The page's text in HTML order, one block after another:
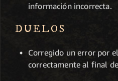
información incorrecta.
DUELOS
Corregido un error por
correctamente al final